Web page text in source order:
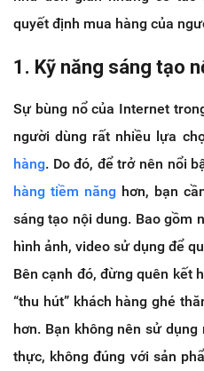
quyết định mua hàng của
1. Kỹ năng sáng tạo
Sự bùng nổ của Internet
người dùng rất nhiều lựa
hàng. Do đó, để trở nên nổi
hàng tiềm năng hơn, bạn
sáng tạo nội dung. Bao gồm
hình ảnh, video sử dụng để
Bên cạnh đó, đừng quên kết
“thu hút” khách hàng ghé
hơn. Bạn không nên sử
thực, không đúng với sản